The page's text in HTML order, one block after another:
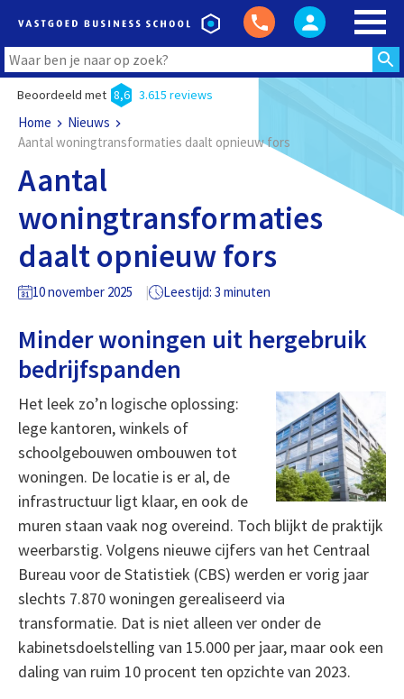
Beoordeeld met 8,6 3.615 reviews
Home
Nieuws
Aantal woningtransformaties daalt opnieuw fors
Aantal
woningtransformaties
daalt opnieuw fors
10 november 2025 Leestijd: 3 minuten
Minder woningen uit hergebruik
bedrijfspanden
Het leek zo’n logische oplossing:
lege kantoren, winkels of
schoolgebouwen ombouwen tot
woningen. De locatie is er al, de
infrastructuur ligt klaar, en ook de
muren staan vaak nog overeind. Toch blijkt de praktijk
weerbarstig. Volgens nieuwe cijfers van het Centraal
Bureau voor de Statistiek (CBS) werden er vorig jaar
slechts 7.870 woningen gerealiseerd via
transformatie. Dat is niet alleen ver onder de
kabinetsdoelstelling van 15.000 per jaar, maar ook een
daling van ruim 10 procent ten opzichte van 2023.